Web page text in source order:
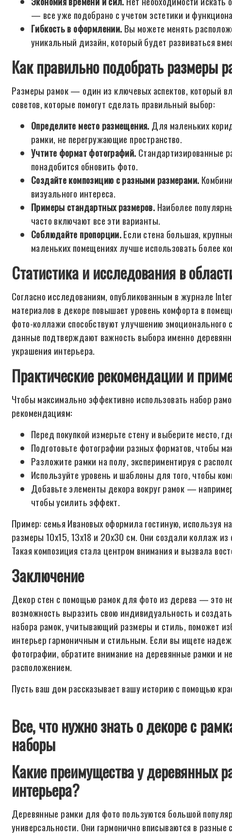
— все уже подобрано с учетом эстетики и
Гибкость в оформлении. Вы можете менять
уникальный дизайн, который будет развиваться
Как правильно подобрать размеры
Размеры рамок — один из ключевых аспектов, который
советов, которые помогут сделать правильный выбор:
Определите место размещения. Для маленьких
рамки, не перегружающие пространство.
Учтите формат фотографий. Стандартизированные
понадобится обновить фото.
Создайте композицию с разными размерами.
визуального интереса.
Примеры стандартных размеров. Наиболее
часто включают все эти варианты.
Соблюдайте пропорции.Если стена большая,
маленьких помещениях лучше использовать более
Статистика и исследования в
Согласно исследованиям, опубликованным в журнале
материалов в декоре повышает уровень комфорта в
фото-коллажи способствуют улучшению
данные подтверждают важность выбора именно
украшения интерьера.
Практические рекомендации и
Чтобы максимально эффективно использовать набор
рекомендациям:
Перед покупкой измерьте стену и выберите место,
Подготовьте фотографии разных форматов, чтобы
Разложите рамки на полу, экспериментируя с
Используйте уровень и шаблоны для того, чтобы
Добавьте элементы декора вокруг рамок —
чтобы усилить эффект.
Пример: семья Ивановых оформила гостиную, используя
размеры 10x15, 13x18 и 20x30 см. Они создали коллаж
Такая композиция стала центром внимания и вызвала
Заключение
Декор стен с помощью рамок для фото из дерева — это
возможность выразить свою индивидуальность и
набора рамок, учитывающий размеры и стиль, поможет
интерьер гармоничным и стильным. Если вы ищете
фотографии, обратите внимание на деревянные рамки и
расположением.
Пусть ваш дом рассказывает вашу историю с помощью
Все, что нужно знать о декоре с
наборы
Какие преимущества у деревянных
интерьера?
Деревянные рамки для фото пользуются большой
универсальности. Они гармонично вписываются в